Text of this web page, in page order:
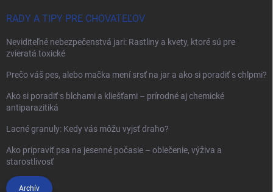
RADY A TIPY PRE CHOVATEĽOV
Neviditeľné nebezpečenstvá jari: Rastliny a kvety, ktoré sú pre
zvieratá toxické
Prečo váš pes, alebo mačka mení srsť na jar a ako si poradiť s chlpmi?
Ako si poradiť s blchami a kliešťami – prírodné aj chemické
antiparazitiká
Lacné granuly: Kedy vás môžu vyjsť draho?
Ako pripraviť psa na jesenné počasie – oblečenie, výživa a
starostlivosť
Archív